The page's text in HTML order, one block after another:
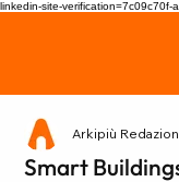
linkedin-site-
Smart
Arkipiù